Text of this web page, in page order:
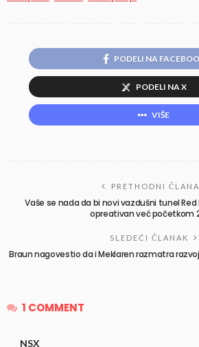
PODELI NA
PODELI NA X
VIŠE
PRETHODNI
Vaše se nada da bi novi vazdušni tunel
opreativan već početkom
SLEDEĆI ČLANAK
Braun nagovestio da i Meklaren razmatra
1 COMMENT
NSX